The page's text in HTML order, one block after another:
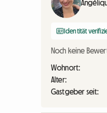
Identität
Noch keine
Wohnort:
Alter:
Gastgeber seit: